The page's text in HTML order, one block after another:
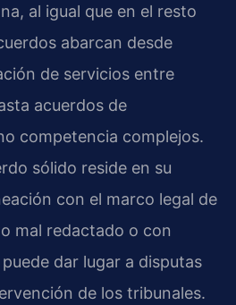
al igual que en el resto
abarcan desde
de servicios entre
acuerdos de
competencia complejos.
sólido reside en su
con el marco legal de
mal redactado o con
dar lugar a disputas
de los tribunales.